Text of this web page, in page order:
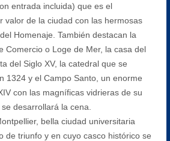
entrada incluida) que es el
valor de la ciudad con las hermosas
Homenaje. También destacan la
Comercio o Loge de Mer, la casa del
del Siglo XV, la catedral que se
1324 y el Campo Santo, un enorme
con las magníficas vidrieras de su
desarrollará la cena.
bella ciudad universitaria
de triunfo y en cuyo casco histórico se